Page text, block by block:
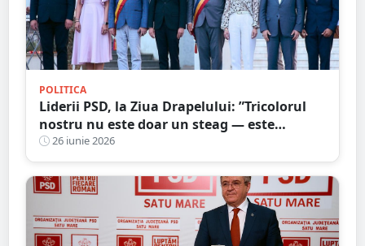
POLITICA
Liderii PSD, la Ziua Drapelului: ”Tricolorul
nostru nu este doar un steag — este
mărturia vie a istoriei, a luptei și a
sacrificiului înaintașilor”
26 iunie 2026